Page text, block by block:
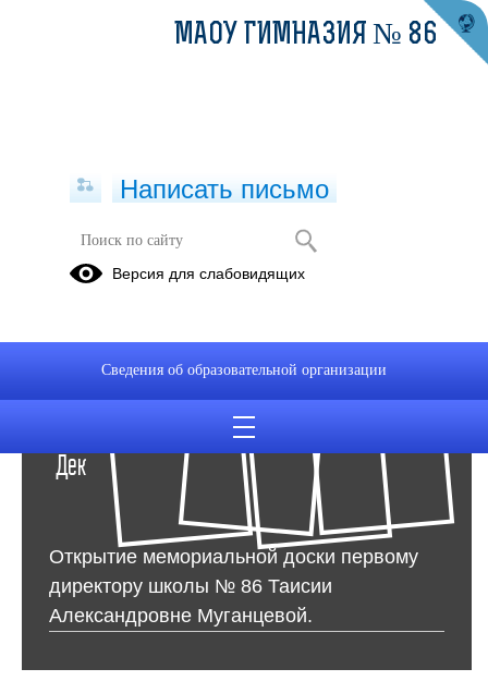
Архив раздела Фотоальбомы
07
Дек
Открытие мемориальной доски первому
директору школы № 86 Таисии
Александровне Муганцевой.
МАОУ ГИМНАЗИЯ № 86
Написать письмо
Версия для слабовидящих
Сведения об образовательной организации